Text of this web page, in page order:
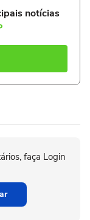
notícias
faça Login